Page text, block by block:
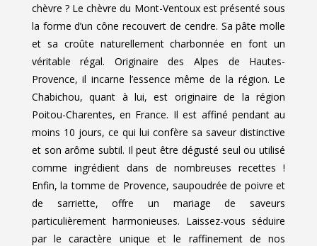
chèvre ? Le chèvre du Mont-Ventoux est présenté sous
la forme d’un cône recouvert de cendre. Sa pâte molle
et sa croûte naturellement charbonnée en font un
véritable régal. Originaire des Alpes de Hautes-
Provence, il incarne l’essence même de la région. Le
Chabichou, quant à lui, est originaire de la région
Poitou-Charentes, en France. Il est affiné pendant au
moins 10 jours, ce qui lui confère sa saveur distinctive
et son arôme subtil. Il peut être dégusté seul ou utilisé
comme ingrédient dans de nombreuses recettes !
Enfin, la tomme de Provence, saupoudrée de poivre et
de sarriette, offre un mariage de saveurs
particulièrement harmonieuses. Laissez-vous séduire
par le caractère unique et le raffinement de nos